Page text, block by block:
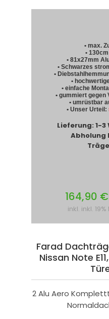
• max.
•
• 81x27mm
• Schwarzes
•
•
• einfache
• gummiert gegen
• umrüstbar
• Unser Urteil:
Lieferung: 1-
Abholung
164,90 €
inkl. inkl.
Farad
Nissan Note
2 Alu Aero